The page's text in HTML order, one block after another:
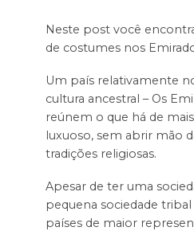
Neste post você
de costumes nos
Um país relativamente
cultura ancestral – Os
reúnem o que há de
luxuoso, sem abrir mão
tradições religiosas.
Apesar de ter uma
pequena sociedade
países de maior